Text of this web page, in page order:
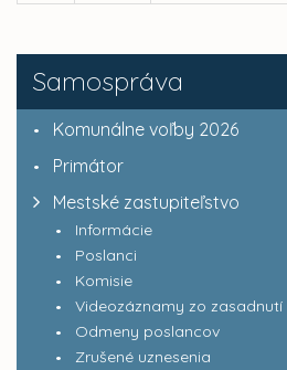
Samospráva
Komunálne voľby 2026
Primátor
Mestské zastupiteľstvo
Informácie
Poslanci
Komisie
Videozáznamy zo zasadnutí
Odmeny poslancov
Zrušené uznesenia